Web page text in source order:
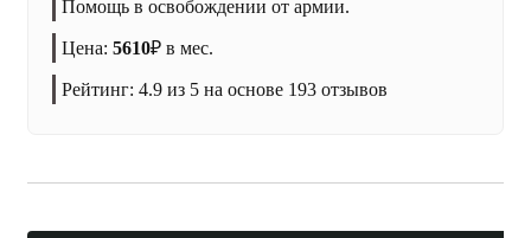
Помощь в освобождении от армии.
Цена: 5610₽ в мес.
Рейтинг: 4.9 из 5 на основе 193 отзывов